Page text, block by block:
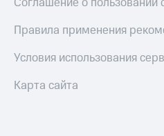
Правила применения
Условия использования
Карта сайта